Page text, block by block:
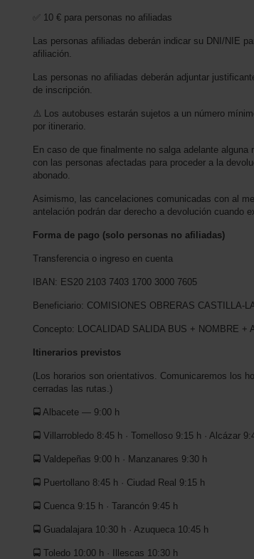
✅ 10 € para personas no afiliadas
Las personas afiliadas deberán indicar su DNI/NIE
afiliación.
Las personas no afiliadas deberán adjuntar
de inscripción.
⚠️ Los autobuses estarán sujetos a un número
por itinerario.
En caso de que finalmente no salga adelante alguna
con las personas afectadas para proceder a la
abonado.
Asimismo, las cancelaciones comunicadas con al
antelación podrán dar derecho a devolución cuando
Forma de pago (solo personas no afiliadas)
Transferencia o ingreso en cuenta
IBAN: ES20 2103 7403 1700 3000 7605
Beneficiario: COMISIONES OBRERAS CASTILLA-
Concepto: LOCALIDAD SALIDA BUS + NOMBRE +
Itinerarios previstos
(Los horarios son orientativos. Comunicaremos los
cerradas las rutas.)
🚍 Albacete — 9:00 h
🚍 Villarrobledo 8:45 h · Tomelloso 9:15 h · Alcázar
🚍 Valdepeñas 9:00 h · Manzanares 9:30 h
🚍 Puertollano 8:45 h · Ciudad Real 9:15 h
🚍 Cuenca 9:15 h · Tarancón 9:45 h
🚍 Guadalajara 10:30 h · Azuqueca 10:45 h
🚍 Toledo 10:00 h · Illescas 10:30 h